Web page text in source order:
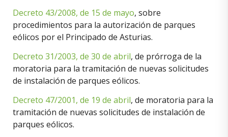
Decreto 43/2008, de 15 de mayo, sobre
procedimientos para la autorización de parques
eólicos por el Principado de Asturias.
Decreto 31/2003, de 30 de abril, de prórroga de la
moratoria para la tramitación de nuevas solicitudes
de instalación de parques eólicos.
Decreto 47/2001, de 19 de abril, de moratoria para la
tramitación de nuevas solicitudes de instalación de
parques eólicos.